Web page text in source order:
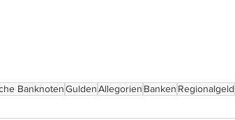
BanknotenGuldenAllegorien Banken Regionalgeld